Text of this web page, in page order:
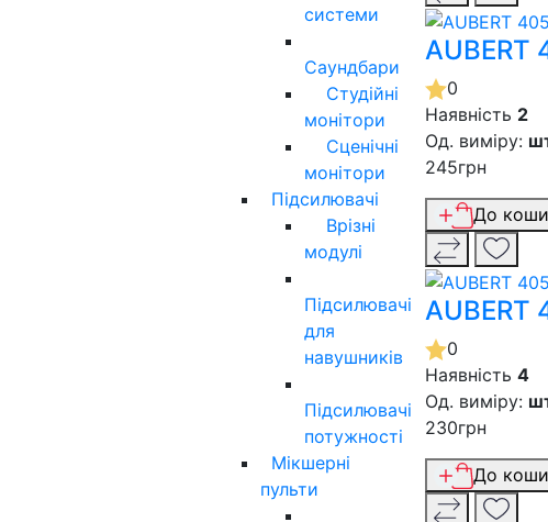
системи
Саундбари
Студійні
монітори
Сценічні
монітори
Підсилювачі
Врізні
модулі
Підсилювачі
для
навушників
Підсилювачі
потужності
Мікшерні
пульти
AUBERT
0
Наявність 2
Од. виміру:
245грн
До
AUBERT
0
Наявність 4
Од. виміру:
230грн
До